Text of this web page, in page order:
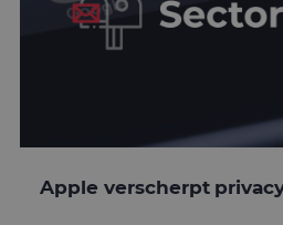
Apple verscherpt